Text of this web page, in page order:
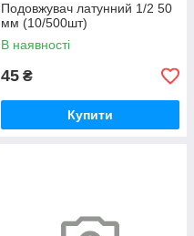
Подовжувач латунний 1/2 50
мм (10/500шт)
В наявності
45 ₴
Купити